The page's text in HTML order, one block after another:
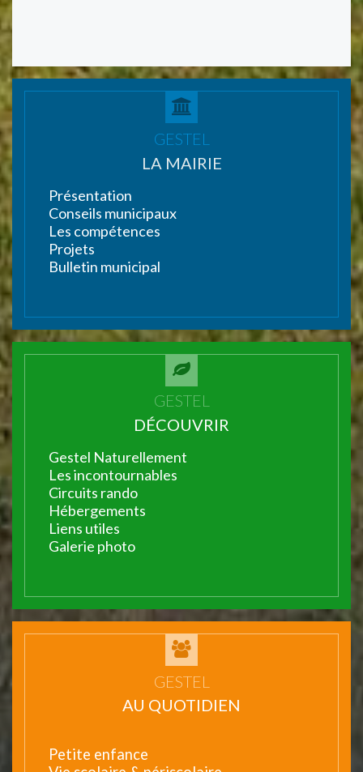
GESTEL
LA MAIRIE
Présentation
Conseils municipaux
Les compétences
Projets
Bulletin municipal
GESTEL
DÉCOUVRIR
Gestel Naturellement
Les incontournables
Circuits rando
Hébergements
Liens utiles
Galerie photo
GESTEL
AU QUOTIDIEN
Petite enfance